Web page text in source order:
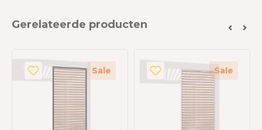
Gerelateerde producten
Sale Sale